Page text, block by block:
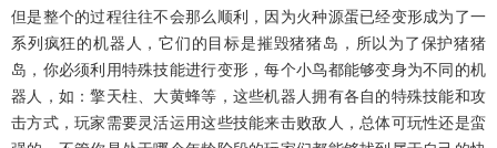
但是整个的过程往往不会那么顺利，因为火种源蛋已经变形成为了一
系列疯狂的机器人，它们的目标是摧毁猪猪岛，所以为了保护猪猪
岛，你必须利用特殊技能进行变形，每个小鸟都能够变身为不同的机
器人，如：擎天柱、大黄蜂等，这些机器人拥有各自的特殊技能和攻
击方式，玩家需要灵活运用这些技能来击败敌人，总体可玩性还是蛮